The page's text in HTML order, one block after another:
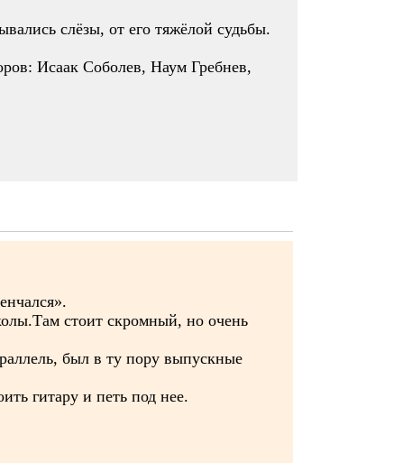
слёзы, от его тяжёлой судьбы.
Исаак Соболев, Наум Гребнев,
стоит скромный, но очень
был в ту пору выпускные
гитару и петь под нее.